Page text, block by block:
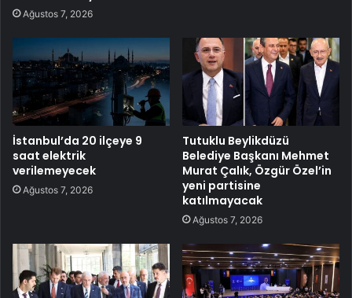
Ağustos 7, 2026
İstanbul’da 20 ilçeye 9
saat elektrik
verilemeyecek
Ağustos 7, 2026
Tutuklu Beylikdüzü
Belediye Başkanı Mehmet
Murat Çalık, Özgür Özel’in
yeni partisine
katılmayacak
Ağustos 7, 2026